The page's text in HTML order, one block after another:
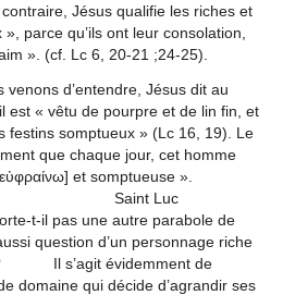
Jésus qualifie les riches et
parce qu’ils ont leur consolation,
». (cf. Lc 6, 20-21 ;24-25).
d’entendre, Jésus dit au
est « vêtu de pourpre et de lin fin, et
festins somptueux » (Lc 16, 19). Le
que chaque jour, cet homme
et somptueuse ».
Luc
t-il pas une autre parabole de
question d’un personnage riche
? Il s’agit évidemment de
domaine qui décide d’agrandir ses